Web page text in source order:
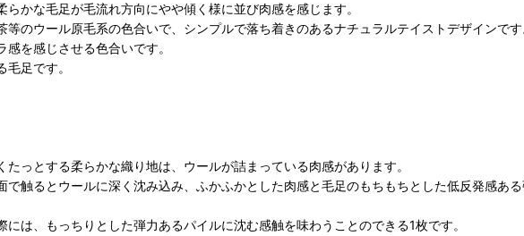
かな毛足が毛流れ方向にやや傾く様に並び肉感を感じます。
のウール原毛系の色合いで、シンプルで落ち着きのあるナチュラルテイストデザインです
を感じさせる色合いです。
足です。
っとする柔らかな織り地は、ウールが詰まっている肉感があります。
で触るとウールに深く沈み込み、ふかふかとした肉感と毛足のもちもちとした低反発感あ
は、もっちりとした弾力あるパイルに沈む感触を味わうことのできる1枚です。